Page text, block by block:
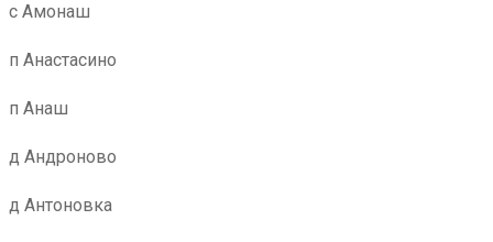
с Амонаш
п Анастасино
п Анаш
д Андроново
д Антоновка